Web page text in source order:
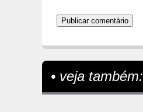
• veja também: